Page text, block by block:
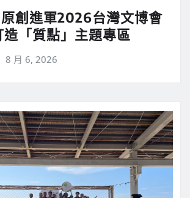
創進軍2026台灣文博會
造「質點」主題專區
8 月 6, 2026